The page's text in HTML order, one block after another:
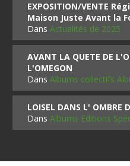
EXPOSITION/VENTE
Maison Juste Avant la
DansActualités de 2025
AVANT LA QUETE DE
L'OMEGON
DansAlbums collectifs
LOISEL DANS L' OMBRE
DansAlbums Editions